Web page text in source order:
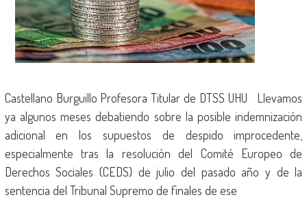
Castellano Burguillo Profesora Titular de DTSS UHU Llevamos
ya algunos meses debatiendo sobre la posible indemnización
adicional en los supuestos de despido improcedente,
especialmente tras la resolución del Comité Europeo de
Derechos Sociales (CEDS) de julio del pasado año y de la
sentencia del Tribunal Supremo de finales de ese